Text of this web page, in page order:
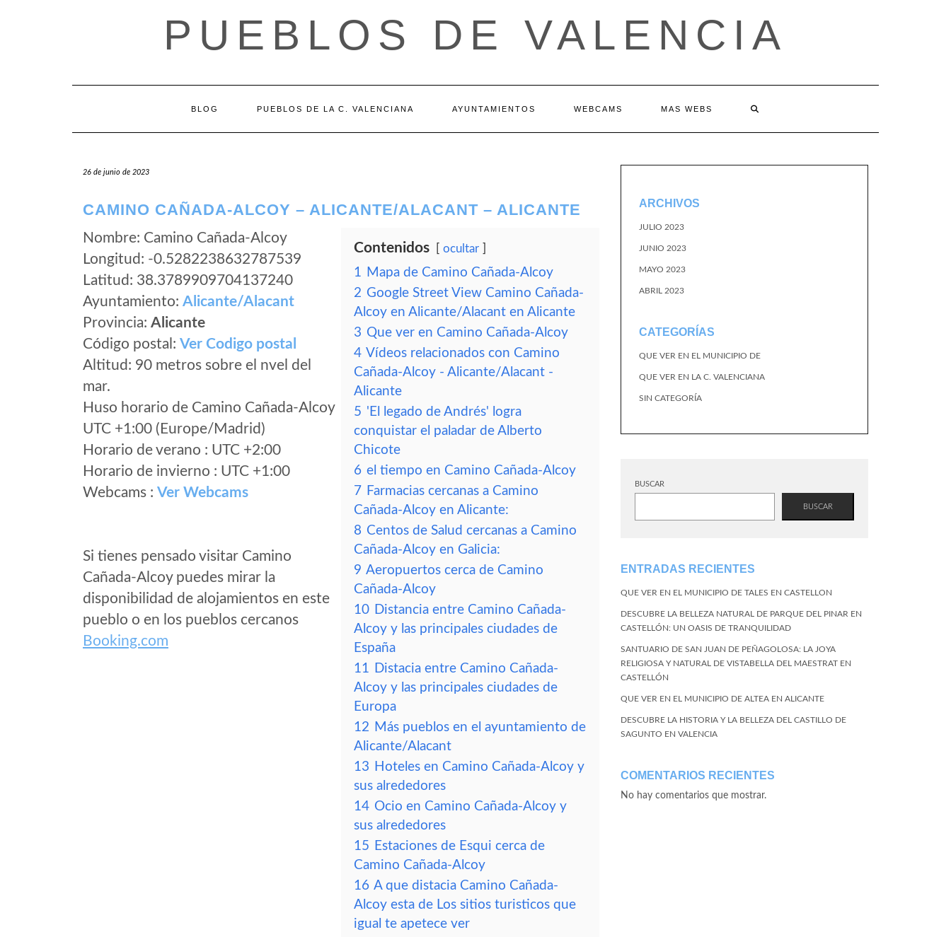
PUEBLOS DE VALENCIA
BLOG PUEBLOS DE LA C. VALENCIANA AYUNTAMIENTOS WEBCAMS MAS WEBS
26 de junio de 2023
CAMINO CAÑADA-ALCOY – ALICANTE/ALACANT – ALICANTE
Nombre: Camino Cañada-Alcoy
Longitud: -0.5282238632787539
Latitud: 38.3789909704137240
Ayuntamiento: Alicante/Alacant
Provincia: Alicante
Código postal: Ver Codigo postal
Altitud: 90 metros sobre el nvel del
mar.
Huso horario de Camino Cañada-Alcoy
UTC +1:00 (Europe/Madrid)
Horario de verano : UTC +2:00
Horario de invierno : UTC +1:00
Webcams : Ver Webcams
Si tienes pensado visitar Camino
Cañada-Alcoy puedes mirar la
disponibilidad de alojamientos en este
pueblo o en los pueblos cercanos
Booking.com
Contenidos ocultar
1 Mapa de Camino Cañada-Alcoy
2 Google Street View Camino Cañada-
Alcoy en Alicante/Alacant en Alicante
3 Que ver en Camino Cañada-Alcoy
4 Vídeos relacionados con Camino
Cañada-Alcoy - Alicante/Alacant -
Alicante
5 'El legado de Andrés' logra
conquistar el paladar de Alberto
Chicote
6 el tiempo en Camino Cañada-Alcoy
7 Farmacias cercanas a Camino
Cañada-Alcoy en Alicante:
8 Centos de Salud cercanas a Camino
Cañada-Alcoy en Galicia:
9 Aeropuertos cerca de Camino
Cañada-Alcoy
10 Distancia entre Camino Cañada-
Alcoy y las principales ciudades de
España
11 Distacia entre Camino Cañada-
Alcoy y las principales ciudades de
Europa
12 Más pueblos en el ayuntamiento de
Alicante/Alacant
13 Hoteles en Camino Cañada-Alcoy y
sus alrededores
14 Ocio en Camino Cañada-Alcoy y
sus alrededores
15 Estaciones de Esqui cerca de
Camino Cañada-Alcoy
16 A que distacia Camino Cañada-
Alcoy esta de Los sitios turisticos que
igual te apetece ver
ARCHIVOS
JULIO 2023
JUNIO 2023
MAYO 2023
ABRIL 2023
CATEGORÍAS
QUE VER EN EL MUNICIPIO DE
QUE VER EN LA C. VALENCIANA
SIN CATEGORÍA
BUSCAR
BUSCAR
ENTRADAS RECIENTES
QUE VER EN EL MUNICIPIO DE TALES EN CASTELLON
DESCUBRE LA BELLEZA NATURAL DE PARQUE DEL PINAR EN
CASTELLÓN: UN OASIS DE TRANQUILIDAD
SANTUARIO DE SAN JUAN DE PEÑAGOLOSA: LA JOYA
RELIGIOSA Y NATURAL DE VISTABELLA DEL MAESTRAT EN
CASTELLÓN
QUE VER EN EL MUNICIPIO DE ALTEA EN ALICANTE
DESCUBRE LA HISTORIA Y LA BELLEZA DEL CASTILLO DE
SAGUNTO EN VALENCIA
COMENTARIOS RECIENTES
No hay comentarios que mostrar.